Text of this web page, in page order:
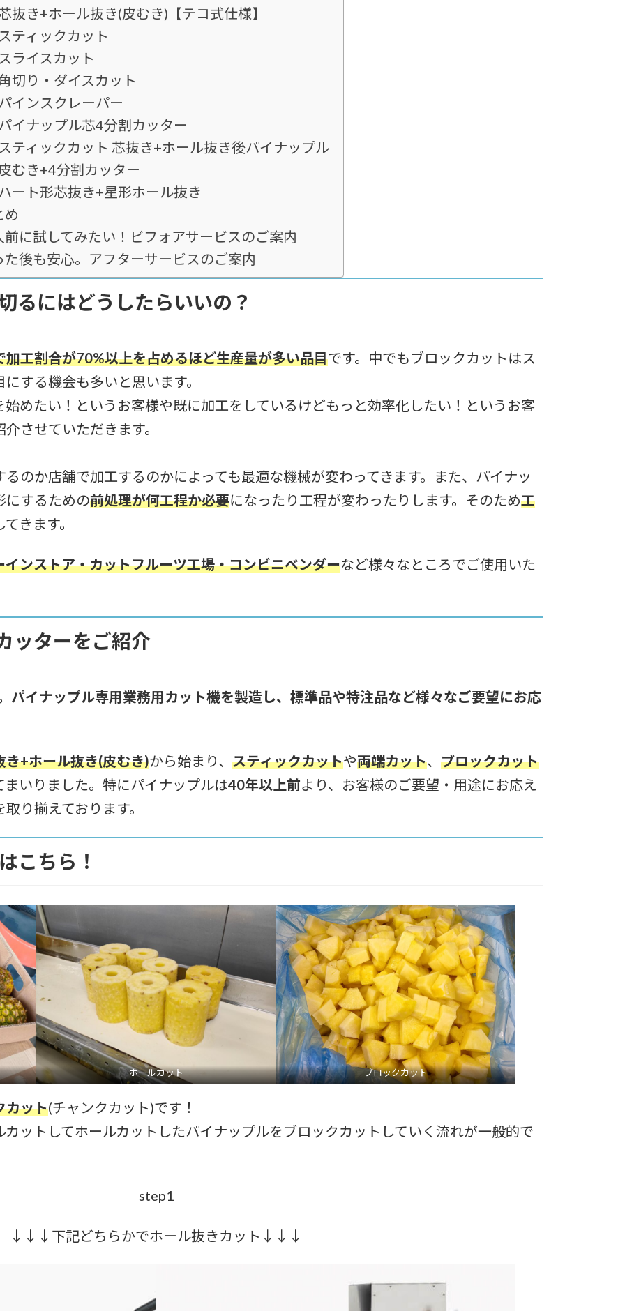
抜き+ホール抜き(皮むき)【テコ式仕様】
ティックカット
ライスカット
切り・ダイスカット
インスクレーパー
イナップル芯4分割カッター
ティックカット 芯抜き+ホール抜き後パイナップル
むき+4分割カッター
ート形芯抜き+星形ホール抜き
め
前に試してみたい！ビフォアサービスのご案内
た後も安心。アフターサービスのご案内
るにはどうしたらいいの？
工割合が70%以上を占めるほど生産量が多い品目です。中でもブロックカットはス
する機会も多いと思います。
めたい！というお客様や既に加工をしているけどもっと効率化したい！というお客
させていただきます。
のか店舗で加工するのかによっても最適な機械が変わってきます。また、パイナッ
にするための前処理が何工程か必要になったり工程が変わったりします。そのため工
てきます。
ンストア・カットフルーツ工場・コンビニベンダーなど様々なところでご使用いた
ッターをご紹介
パイナップル専用業務用カット機を製造し、標準品や特注品など様々なご要望にお応
き+ホール抜き(皮むき)から始まり、 スティックカットや両端カット、 ブロックカット
いりました。特にパイナップルは40年以上前より、お客様のご要望・用途にお応え
り揃えております。
こちら！
ホールカット ブロックカット
カット(チャンクカット)です！
ットしてホールカットしたパイナップルをブロックカットしていく流れが一般的で
step1
↓↓↓下記どちらかでホール抜きカット↓↓↓